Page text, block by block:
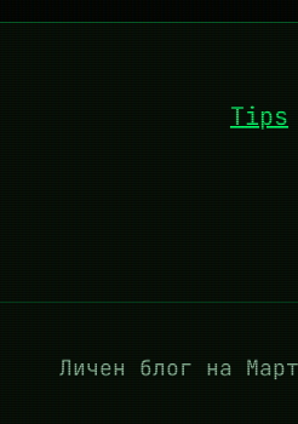
Tips
Личен блог на